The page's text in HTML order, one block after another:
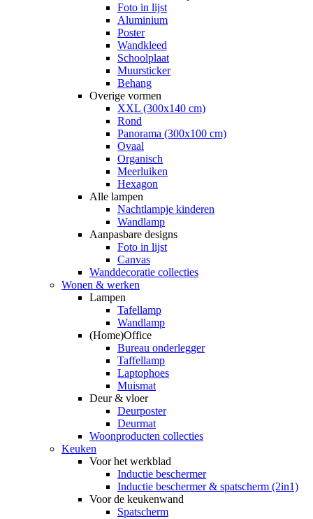
Foto in lijst
Aluminium
Poster
Wandkleed
Schoolplaat
Muursticker
Behang
Overige vormen
XXL (300x140 cm)
Rond
Panorama (300x100 cm)
Ovaal
Organisch
Meerluiken
Hexagon
Alle lampen
Nachtlampje kinderen
Wandlamp
Aanpasbare designs
Foto in lijst
Canvas
Wanddecoratie collecties
Wonen & werken
Lampen
Tafellamp
Wandlamp
(Home)Office
Bureau onderlegger
Taffellamp
Laptophoes
Muismat
Deur & vloer
Deurposter
Deurmat
Woonproducten collecties
Keuken
Voor het werkblad
Inductie beschermer
Inductie beschermer & spatscherm (2in1)
Voor de keukenwand
Spatscherm